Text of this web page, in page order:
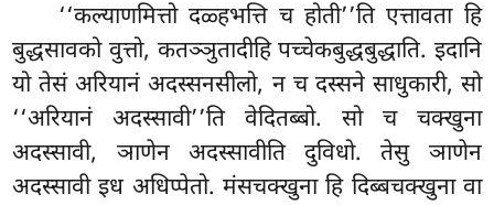
‘‘कल्याणमित्तो दळ्हभत्ति च होती’’ति एत्तावता हि
बुद्धसावको वुत्तो, कतञ्ञुतादीहि पच्चेकबुद्धबुद्धाति. इदानि
यो तेसं अरियानं अदस्सनसीलो, न च दस्सने साधुकारी, सो
‘‘अरियानं अदस्सावी’’ति वेदितब्बो. सो च चक्खुना
अदस्सावी, ञाणेन अदस्सावीति दुविधो. तेसु ञाणेन
अदस्सावी इध अधिप्पेतो. मंसचक्खुना हि दिब्बचक्खुना वा